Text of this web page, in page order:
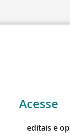
Acesse
editais e